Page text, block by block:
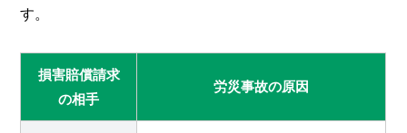
す。
損害賠償請求
の相手
労災事故の原因